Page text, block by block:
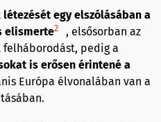
egy elszólásában a
elismerte2
, elsősorban az
pedig a
is erősen érintené a
Európa élvonalában van a